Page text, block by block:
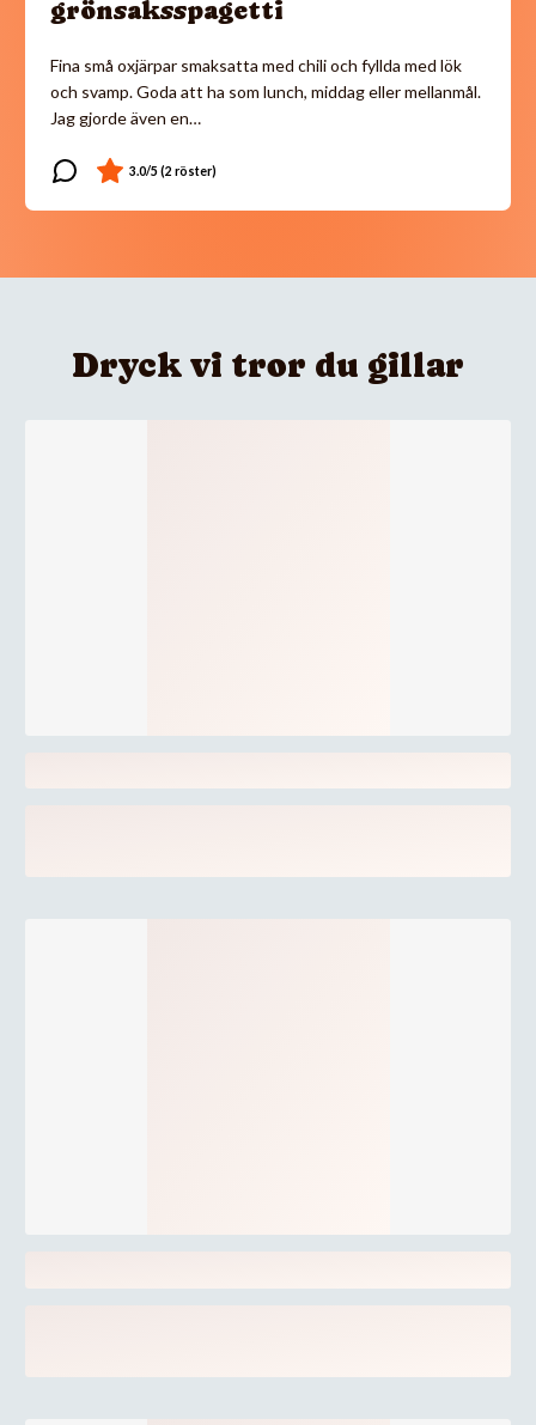
grönsaksspagetti
Fina små oxjärpar smaksatta med chili och fyllda med lök
och svamp. Goda att ha som lunch, middag eller mellanmål.
Jag gjorde även en…
Dryck vi tror du gillar